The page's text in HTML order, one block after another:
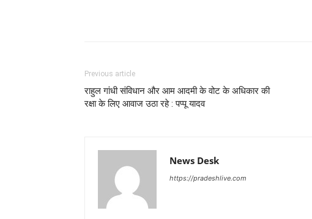
Previous article
राहुल गांधी संविधान और आम आदमी के वोट के अधिकार की
रक्षा के लिए आवाज उठा रहे : पप्पू यादव
News Desk
https://pradeshlive.com